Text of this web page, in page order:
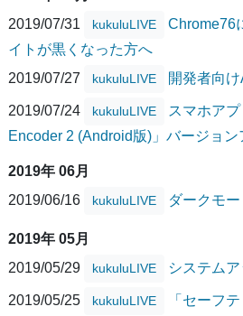
2019/07/31
kukuluLIVE
Chrome76
イトが黒くなった方へ
2019/07/27
kukuluLIVE 開発者向
2019/07/24 kukuluLIVE
スマホア
Encoder 2 (Android版)」バージョ
2019年 06月
2019/06/16
kukuluLIVE ダークモ
2019年 05月
2019/05/29
kukuluLIVE システム
2019/05/25 kukuluLIVE
「セーフ